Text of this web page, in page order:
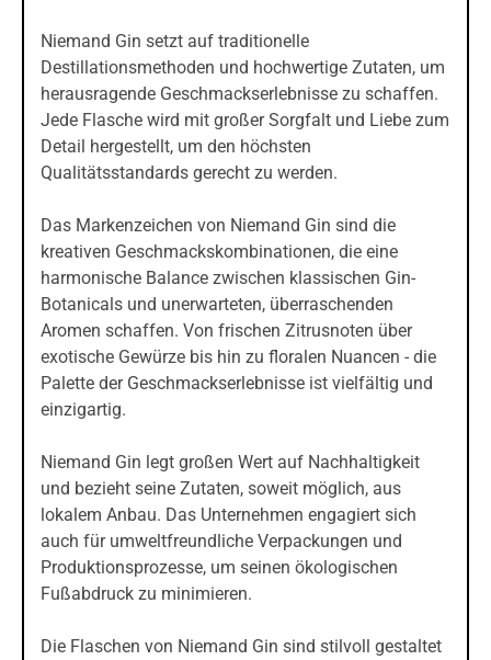
Niemand Gin setzt auf traditionelle
Destillationsmethoden und hochwertige Zutaten, um
herausragende Geschmackserlebnisse zu schaffen.
Jede Flasche wird mit großer Sorgfalt und Liebe zum
Detail hergestellt, um den höchsten
Qualitätsstandards gerecht zu werden.
Das Markenzeichen von Niemand Gin sind die
kreativen Geschmackskombinationen, die eine
harmonische Balance zwischen klassischen Gin-
Botanicals und unerwarteten, überraschenden
Aromen schaffen. Von frischen Zitrusnoten über
exotische Gewürze bis hin zu floralen Nuancen - die
Palette der Geschmackserlebnisse ist vielfältig und
einzigartig.
Niemand Gin legt großen Wert auf Nachhaltigkeit
und bezieht seine Zutaten, soweit möglich, aus
lokalem Anbau. Das Unternehmen engagiert sich
auch für umweltfreundliche Verpackungen und
Produktionsprozesse, um seinen ökologischen
Fußabdruck zu minimieren.
Die Flaschen von Niemand Gin sind stilvoll gestaltet